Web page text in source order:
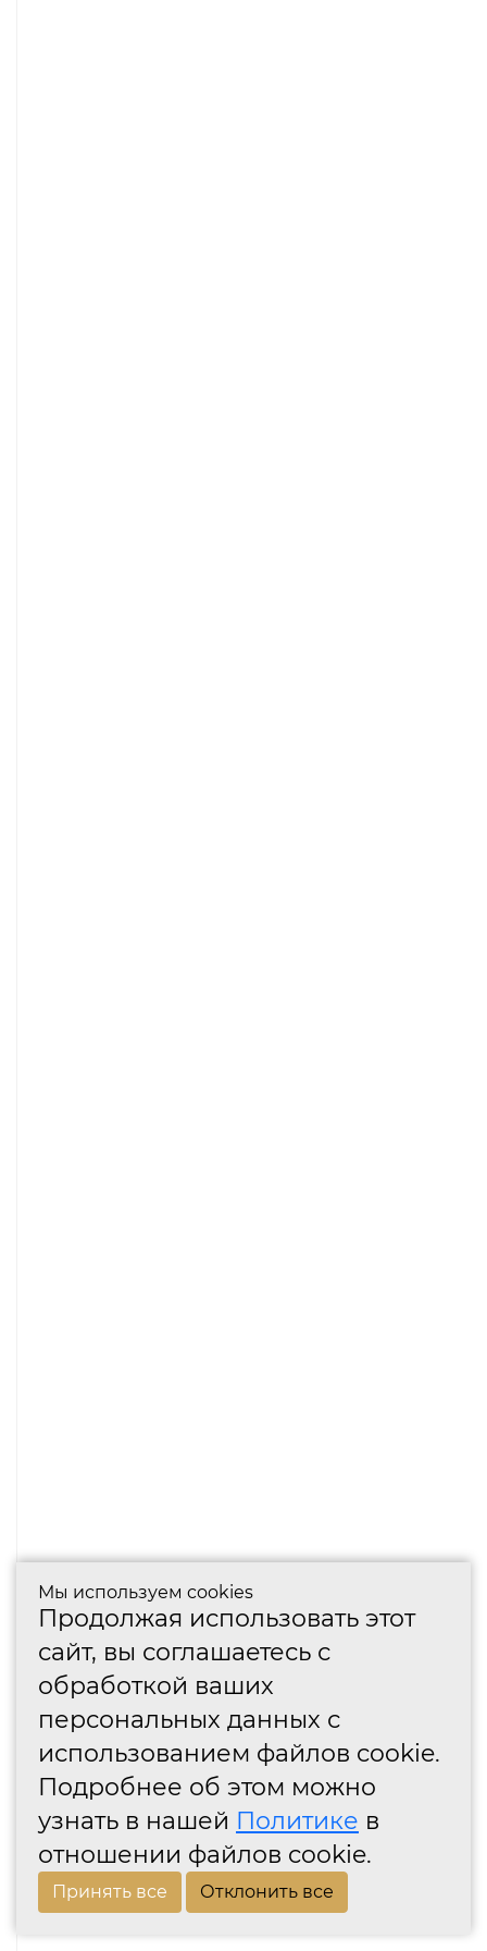
Мы используем cookies
Продолжая использовать этот
сайт, вы соглашаетесь с
обработкой ваших
персональных данных с
использованием файлов cookie.
Подробнее об этом можно
узнать в нашей Политике в
отношении файлов cookie.
Принять все Отклонить все